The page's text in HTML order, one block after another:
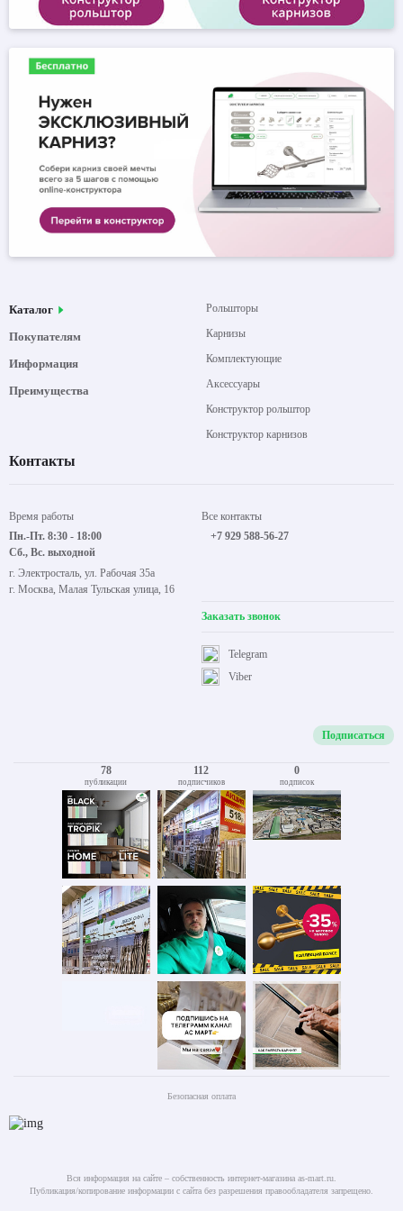
Каталог
Покупателям
Информация
Преимущества
Рольшторы
Карнизы
Комплектующие
Аксессуары
Конструктор рольштор
Конструктор карнизов
Контакты
Время работы
Пн.-Пт. 8:30 - 18:00
Сб., Вс. выходной
г. Электросталь, ул. Рабочая 35а
г. Москва, Малая Тульская улица, 16
Все контакты
+7 929 588-56-27
Заказать звонок
Viber
Telegram
Подписаться
78
публикации
112
подписчиков
0
подписок
Вся информация на сайте – собственность интернет-магазина as-mart.ru.
Публикация/копирование информации с сайта без разрешения правообладателя запрещено.
Безопасная оплата